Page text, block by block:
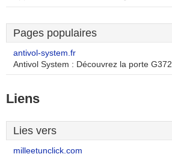
Pages populaires
antivol-system.fr
Antivol System : Découvrez la porte G372
Liens
Lies vers
milleetunclick.com